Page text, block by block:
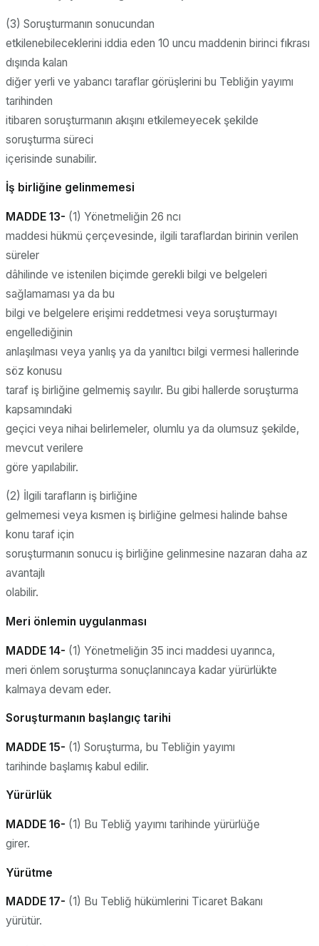
(3) Soruşturmanın sonucundan
etkilenebileceklerini iddia eden 10 uncu maddenin birinci fıkrası
dışında kalan
diğer yerli ve yabancı taraflar görüşlerini bu Tebliğin yayımı
tarihinden
itibaren soruşturmanın akışını etkilemeyecek şekilde
soruşturma süreci
içerisinde sunabilir.
İş birliğine gelinmemesi
MADDE 13- (1) Yönetmeliğin 26 ncı
maddesi hükmü çerçevesinde, ilgili taraflardan birinin verilen
süreler
dâhilinde ve istenilen biçimde gerekli bilgi ve belgeleri
sağlamaması ya da bu
bilgi ve belgelere erişimi reddetmesi veya soruşturmayı
engellediğinin
anlaşılması veya yanlış ya da yanıltıcı bilgi vermesi hallerinde
söz konusu
taraf iş birliğine gelmemiş sayılır. Bu gibi hallerde soruşturma
kapsamındaki
geçici veya nihai belirlemeler, olumlu ya da olumsuz şekilde,
mevcut verilere
göre yapılabilir.
(2) İlgili tarafların iş birliğine
gelmemesi veya kısmen iş birliğine gelmesi halinde bahse
konu taraf için
soruşturmanın sonucu iş birliğine gelinmesine nazaran daha az
avantajlı
olabilir.
Meri önlemin uygulanması
MADDE 14- (1) Yönetmeliğin 35 inci maddesi uyarınca,
meri önlem soruşturma sonuçlanıncaya kadar yürürlükte
kalmaya devam eder.
Soruşturmanın başlangıç tarihi
MADDE 15- (1) Soruşturma, bu Tebliğin yayımı
tarihinde başlamış kabul edilir.
Yürürlük
MADDE 16- (1) Bu Tebliğ yayımı tarihinde yürürlüğe
girer.
Yürütme
MADDE 17- (1) Bu Tebliğ hükümlerini Ticaret Bakanı
yürütür.